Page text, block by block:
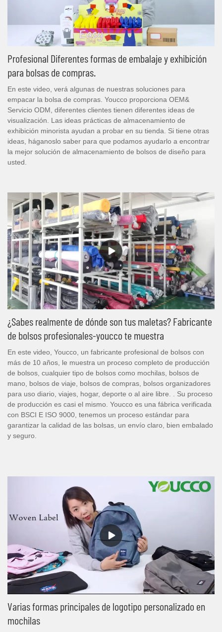
Profesional Diferentes formas de embalaje y exhibición
para bolsas de compras.
En este video, verá algunas de nuestras soluciones para
empacar la bolsa de compras. Youcco proporciona OEM&
Servicio ODM, diferentes clientes tienen diferentes ideas de
visualización. Las ideas prácticas de almacenamiento de
exhibición minorista ayudan a probar en su tienda. Si tiene otras
ideas, háganoslo saber para que podamos ayudarlo a encontrar
la mejor solución de almacenamiento de bolsos de diseño para
usted.
¿Sabes realmente de dónde son tus maletas? Fabricante
de bolsos profesionales-youcco te muestra
En este video, Youcco, un fabricante profesional de bolsos con
más de 10 años, le muestra un proceso completo de producción
de bolsos, cualquier tipo de bolsos como mochilas, bolsos de
mano, bolsos de viaje, bolsos de compras, bolsos organizadores
para uso diario, viajes, hogar, deporte o al aire libre. . Su proceso
de producción es casi el mismo. Youcco es una fábrica verificada
con BSCI E ISO 9000, tenemos un proceso estándar para
garantizar la calidad de las bolsas, un envío claro, bien embalado
y seguro.
Varias formas principales de logotipo personalizado en
mochilas